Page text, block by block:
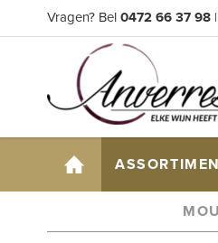
Vragen? Bel 0472 66 37 98
HOME